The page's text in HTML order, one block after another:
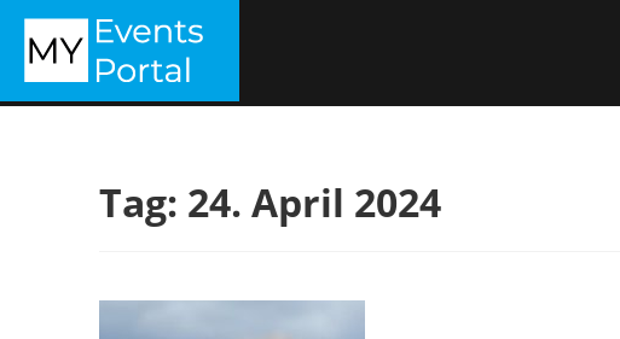
Zum
Inhalt
springen
Tag: 24. April 2024